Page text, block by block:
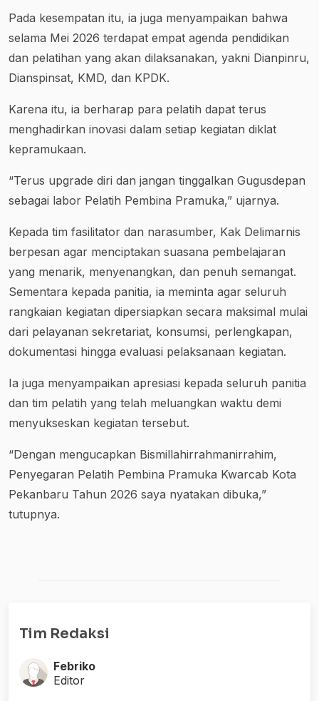
Pada kesempatan itu, ia juga menyampaikan bahwa
selama Mei 2026 terdapat empat agenda pendidikan
dan pelatihan yang akan dilaksanakan, yakni Dianpinru,
Dianspinsat, KMD, dan KPDK.
Karena itu, ia berharap para pelatih dapat terus
menghadirkan inovasi dalam setiap kegiatan diklat
kepramukaan.
“Terus upgrade diri dan jangan tinggalkan Gugusdepan
sebagai labor Pelatih Pembina Pramuka,” ujarnya.
Kepada tim fasilitator dan narasumber, Kak Delimarnis
berpesan agar menciptakan suasana pembelajaran
yang menarik, menyenangkan, dan penuh semangat.
Sementara kepada panitia, ia meminta agar seluruh
rangkaian kegiatan dipersiapkan secara maksimal mulai
dari pelayanan sekretariat, konsumsi, perlengkapan,
dokumentasi hingga evaluasi pelaksanaan kegiatan.
Ia juga menyampaikan apresiasi kepada seluruh panitia
dan tim pelatih yang telah meluangkan waktu demi
menyukseskan kegiatan tersebut.
“Dengan mengucapkan Bismillahirrahmanirrahim,
Penyegaran Pelatih Pembina Pramuka Kwarcab Kota
Pekanbaru Tahun 2026 saya nyatakan dibuka,”
tutupnya.
Tim Redaksi
Febriko
Editor